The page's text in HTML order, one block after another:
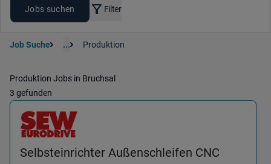
Jobs suchen Filter
Job Suche ... Produktion
Produktion Jobs in Bruchsal
3 gefunden
Selbsteinrichter Außenschleifen CNC